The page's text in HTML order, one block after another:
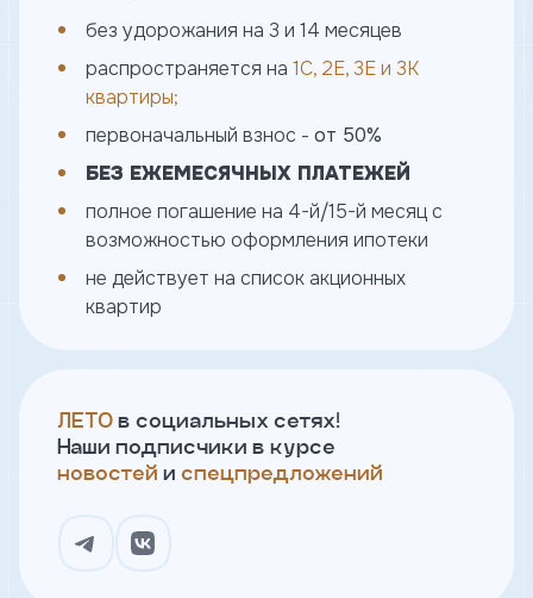
без удорожания на 3 и 14 месяцев
распространяется на 1С, 2Е, 3Е и 3К
квартиры;
первоначальный взнос - от 50%
БЕЗ ЕЖЕМЕСЯЧНЫХ ПЛАТЕЖЕЙ
полное погашение на 4-й/15-й месяц с
возможностью оформления ипотеки
не действует на список акционных
квартир
ЛЕТО в социальных сетях!
Наши подписчики в курсе
новостей и спецпредложений
политики
конфиденциальности
Телефон
согласен
О застройщике
Акции и новости
Агентам
Ипотека траншами
Документы
Вакансии
Контакты
Тендеры
Канал доверия